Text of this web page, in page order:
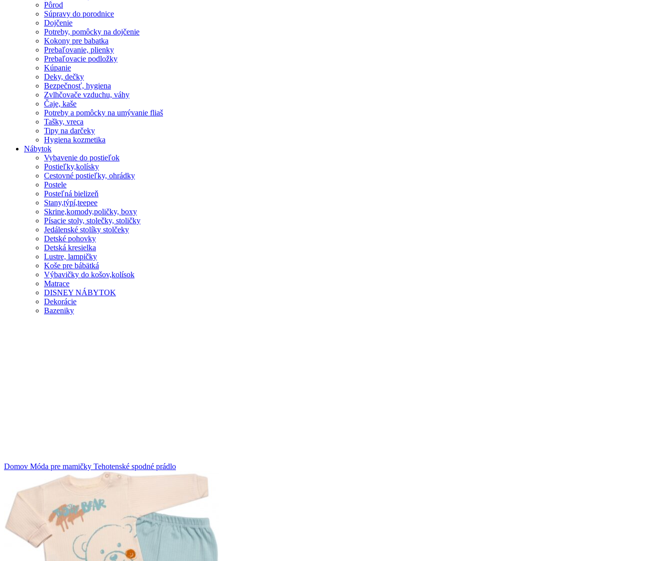
Pôrod
Súpravy do porodnice
Dojčenie
Potreby, pomôcky na dojčenie
Kokony pre babatka
Prebaľovanie, plienky
Prebaľovacie podložky
Kúpanie
Deky, dečky
Bezpečnosť, hygiena
Zvlhčovače vzduchu, váhy
Čaje, kaše
Potreby a pomôcky na umývanie fliaš
Tašky, vreca
Tipy na darčeky
Hygiena kozmetika
Nábytok
Vybavenie do postieľok
Postieľky,kolísky
Cestovné postieľky, ohrádky
Postele
Posteľná bielizeň
Stany,týpí,teepee
Skrine,komody,poličky, boxy
Písacie stoly, stolečky, stoličky
Jedálenské stolíky stolčeky
Detské pohovky
Detská kresielka
Lustre, lampičky
Koše pre bábätká
Výbavičky do košov,kolísok
Matrace
DISNEY NÁBYTOK
Dekorácie
Bazeniky
Domov Móda pre mamičky Tehotenské spodné prádlo